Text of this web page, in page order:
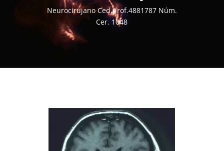
Neurocirujano Ced.prof.4881787 Núm.
Cer. 1048